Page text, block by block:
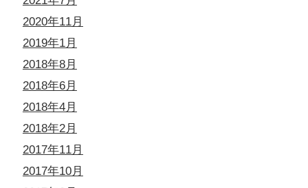
2020年11月
2019年1月
2018年8月
2018年6月
2018年4月
2018年2月
2017年11月
2017年10月